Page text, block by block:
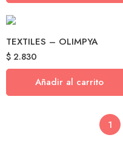
TEXTILES – OLIMPYA
$2.830
Añadir al carrito
1